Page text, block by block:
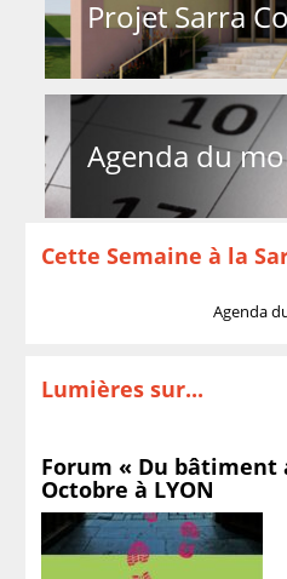
Projet Sarra
Agenda du
Cette Semaine à la
Agenda
Lumières sur...
Forum « Du bâtiment
Octobre à LYON